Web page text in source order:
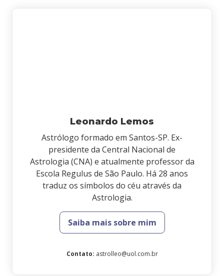
Leonardo Lemos
Astrólogo formado em Santos-SP. Ex-
presidente da Central Nacional de
Astrologia (CNA) e atualmente professor da
Escola Regulus de São Paulo. Há 28 anos
traduz os símbolos do céu através da
Astrologia.
Saiba mais sobre mim
Contato: astrolleo@uol.com.br